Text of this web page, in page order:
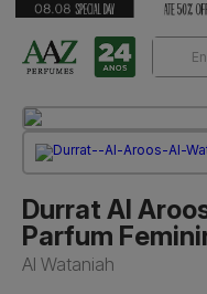
Durrat Al
Parfum
Al Wataniah